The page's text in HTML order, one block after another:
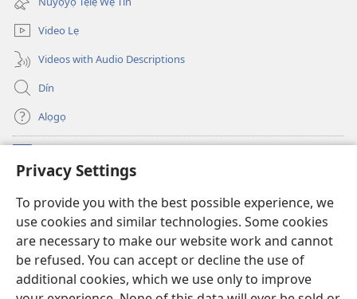
Privacy Settings
To provide you with the best possible experience, we
use cookies and similar technologies. Some cookies
are necessary to make our website work and cannot
be refused. You can accept or decline the use of
additional cookies, which we use only to improve
window)
Video Lẹ
Videos with Audio Descriptions
Dín
Alọgọ
(opens
new
Wesẹdotẹn Intẹnẹt Ji Tọn Watchtower Tọn
(opens
new
window)JW Hub
(opens
new
window)Azọ́nwanu JW Library